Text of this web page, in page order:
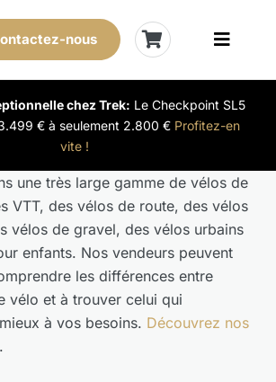
Toggle
nous
chez Trek: Le Checkpoint SL5
€ à seulement 2.800 € Profitez-en
vite !
une très large gamme de vélos de
VTT, des vélos de route, des vélos
vélos de gravel, des vélos urbains
enfants. Nos vendeurs peuvent
les différences entre
vélo et à trouver celui qui
à vos besoins. Découvrez nos
.